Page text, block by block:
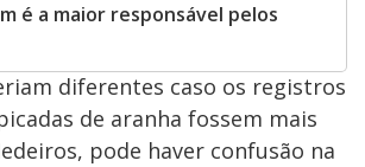
é a maior responsável pelos
diferentes caso os registros
de aranha fossem mais
pode haver confusão na